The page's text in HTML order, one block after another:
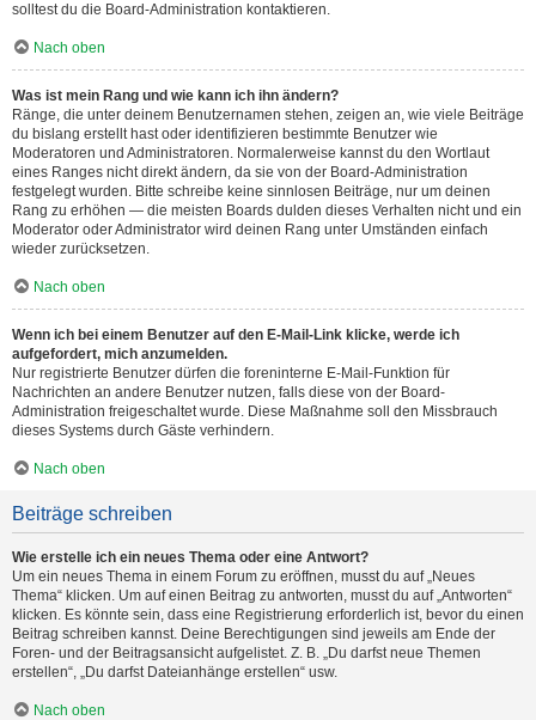
solltest du die Board-Administration kontaktieren.
Nach oben
Was ist mein Rang und wie kann ich ihn ändern?
Ränge, die unter deinem Benutzernamen stehen, zeigen an, wie viele Beiträge
du bislang erstellt hast oder identifizieren bestimmte Benutzer wie
Moderatoren und Administratoren. Normalerweise kannst du den Wortlaut
eines Ranges nicht direkt ändern, da sie von der Board-Administration
festgelegt wurden. Bitte schreibe keine sinnlosen Beiträge, nur um deinen
Rang zu erhöhen — die meisten Boards dulden dieses Verhalten nicht und ein
Moderator oder Administrator wird deinen Rang unter Umständen einfach
wieder zurücksetzen.
Nach oben
Wenn ich bei einem Benutzer auf den E-Mail-Link klicke, werde ich
aufgefordert, mich anzumelden.
Nur registrierte Benutzer dürfen die foreninterne E-Mail-Funktion für
Nachrichten an andere Benutzer nutzen, falls diese von der Board-
Administration freigeschaltet wurde. Diese Maßnahme soll den Missbrauch
dieses Systems durch Gäste verhindern.
Nach oben
Beiträge schreiben
Wie erstelle ich ein neues Thema oder eine Antwort?
Um ein neues Thema in einem Forum zu eröffnen, musst du auf „Neues
Thema“ klicken. Um auf einen Beitrag zu antworten, musst du auf „Antworten“
klicken. Es könnte sein, dass eine Registrierung erforderlich ist, bevor du einen
Beitrag schreiben kannst. Deine Berechtigungen sind jeweils am Ende der
Foren- und der Beitragsansicht aufgelistet. Z. B. „Du darfst neue Themen
erstellen“, „Du darfst Dateianhänge erstellen“ usw.
Nach oben